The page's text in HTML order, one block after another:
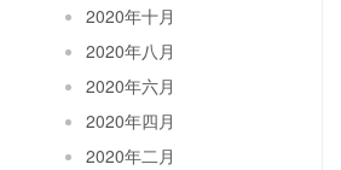
2020年十月
2020年八月
2020年六月
2020年四月
2020年二月